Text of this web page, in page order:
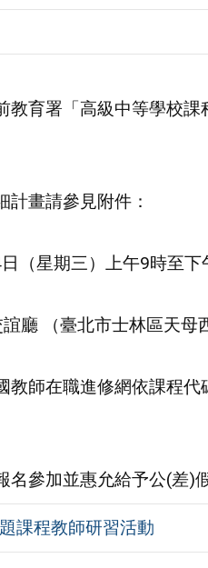
教育署「高級中等學校
計畫請參見附件：
（星期三）上午9時至下
廳 （臺北市士林區天母
教師在職進修網依課程
名參加並惠允給予公(差)
課程教師研習活動